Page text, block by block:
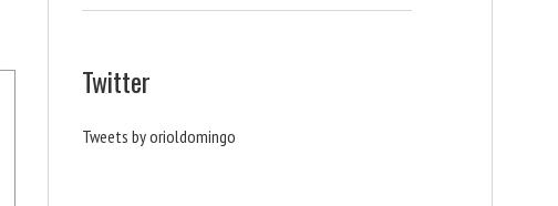
Twitter
Tweets by orioldomingo